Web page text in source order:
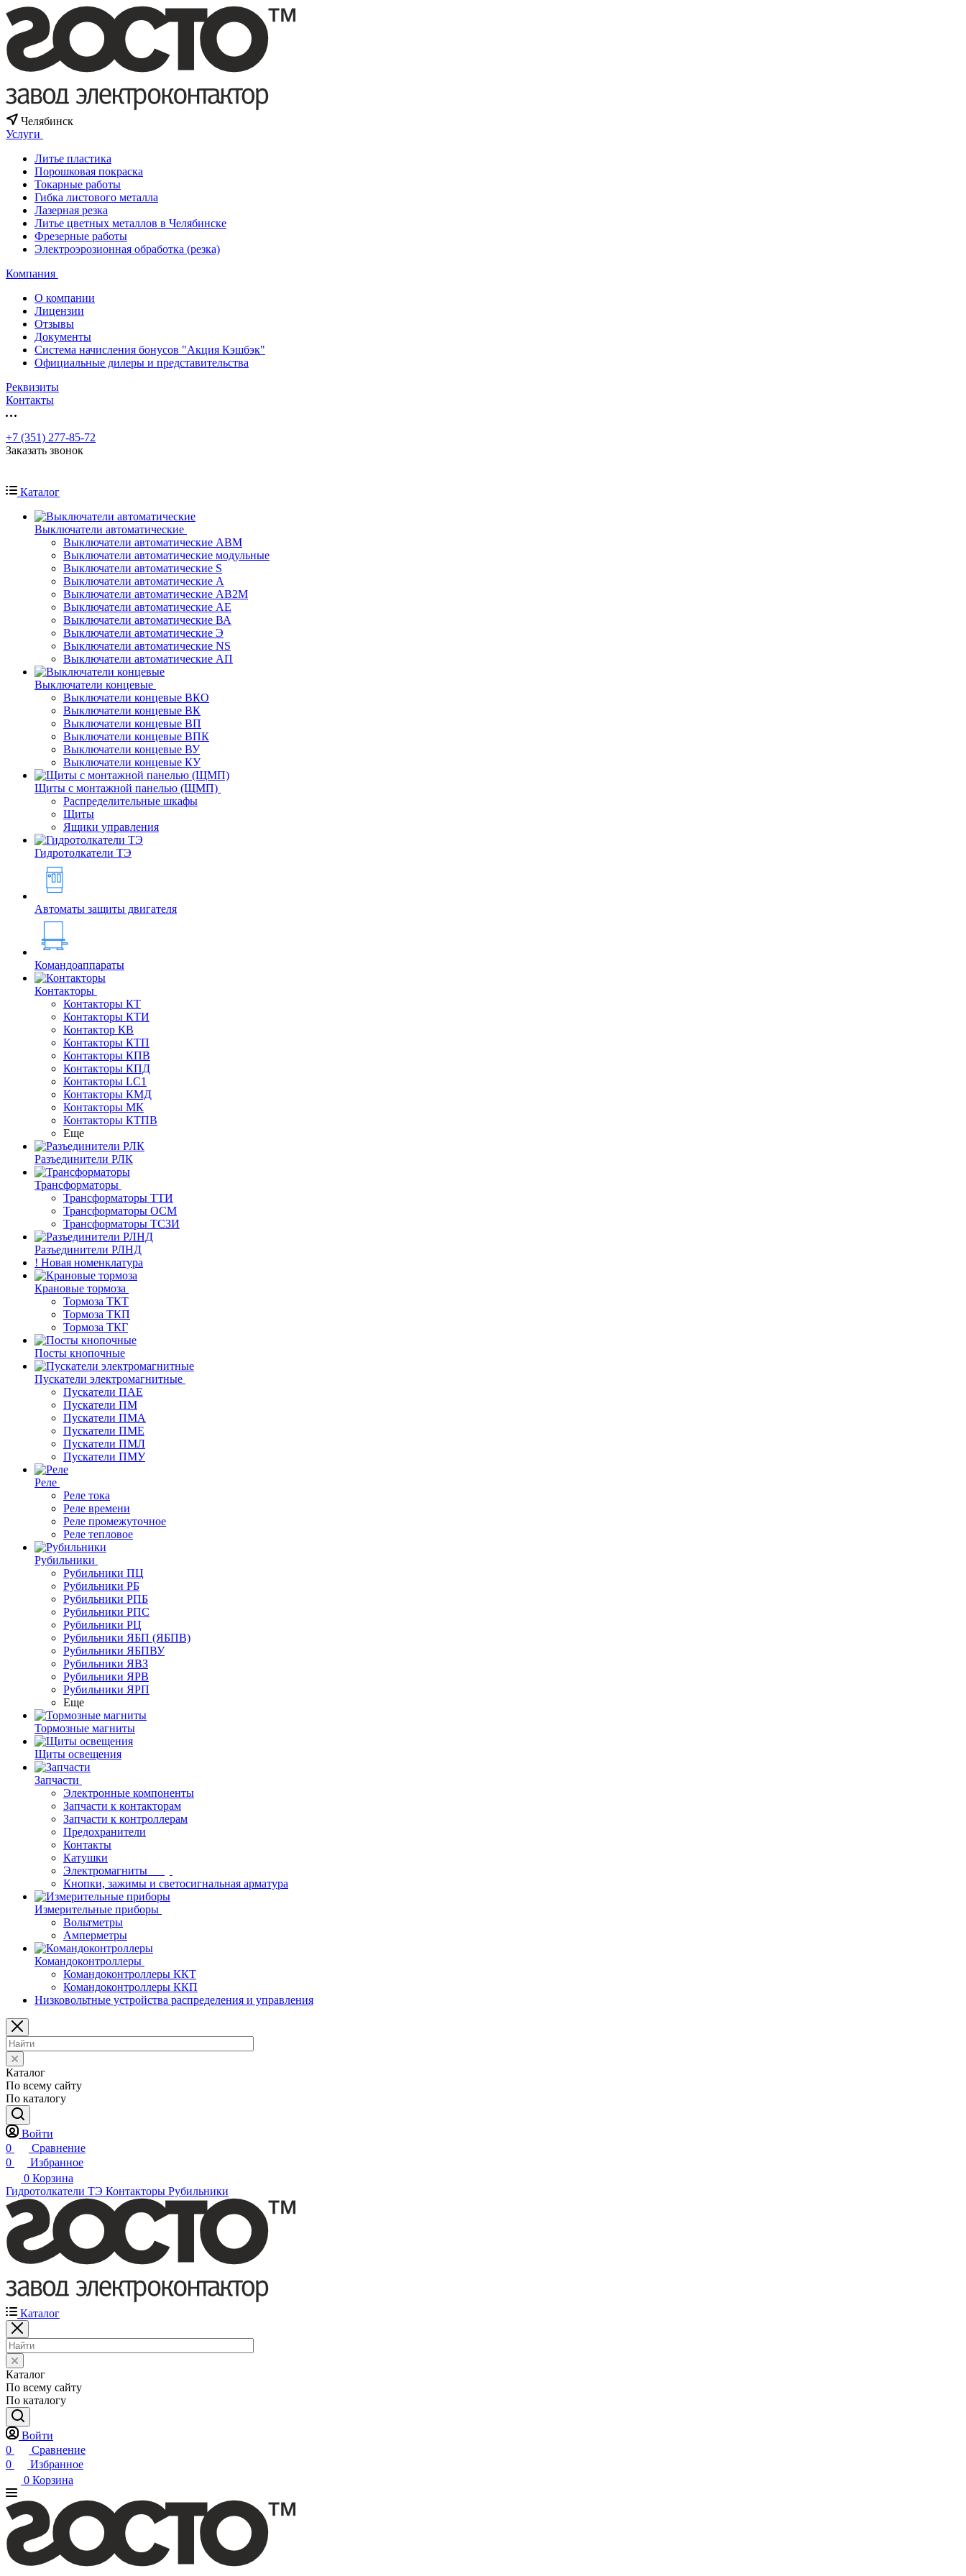
Челябинск
Услуги
Литье пластика
Порошковая покраска
Токарные работы
Гибка листового металла
Лазерная резка
Литье цветных металлов в Челябинске
Фрезерные работы
Электроэрозионная обработка (резка)
Компания
О компании
Лицензии
Отзывы
Документы
Система начисления бонусов "Акция Кэшбэк"
Официальные дилеры и представительства
Реквизиты
Контакты
+7 (351) 277-85-72
Заказать звонок
Каталог
Выключатели автоматические
Выключатели автоматические АВМ
Выключатели автоматические модульные
Выключатели автоматические S
Выключатели автоматические А
Выключатели автоматические АВ2М
Выключатели автоматические АЕ
Выключатели автоматические ВА
Выключатели автоматические Э
Выключатели автоматические NS
Выключатели автоматические АП
Выключатели концевые
Выключатели концевые ВКО
Выключатели концевые ВК
Выключатели концевые ВП
Выключатели концевые ВПК
Выключатели концевые ВУ
Выключатели концевые КУ
Щиты с монтажной панелью (ЩМП)
Распределительные шкафы
Щиты
Ящики управления
Гидротолкатели ТЭ
Автоматы защиты двигателя
Командоаппараты
Контакторы
Контакторы КТ
Контакторы КТИ
Контактор КВ
Контакторы КТП
Контакторы КПВ
Контакторы КПД
Контакторы LC1
Контакторы КМД
Контакторы МК
Контакторы КТПВ
Еще
Разъединители РЛК
Трансформаторы
Трансформаторы ТТИ
Трансформаторы ОСМ
Трансформаторы ТСЗИ
Разъединители РЛНД
! Новая номенклатура
Крановые тормоза
Тормоза ТКТ
Тормоза ТКП
Тормоза ТКГ
Посты кнопочные
Пускатели электромагнитные
Пускатели ПАЕ
Пускатели ПМ
Пускатели ПМА
Пускатели ПМЕ
Пускатели ПМЛ
Пускатели ПМУ
Реле
Реле тока
Реле времени
Реле промежуточное
Реле тепловое
Рубильники
Рубильники ПЦ
Рубильники РБ
Рубильники РПБ
Рубильники РПС
Рубильники РЦ
Рубильники ЯБП (ЯБПВ)
Рубильники ЯБПВУ
Рубильники ЯВЗ
Рубильники ЯРВ
Рубильники ЯРП
Еще
Тормозные магниты
Щиты освещения
Запчасти
Электронные компоненты
Запчасти к контакторам
Запчасти к контроллерам
Предохранители
Контакты
Катушки
Электромагниты
Кнопки, зажимы и светосигнальная арматура
Измерительные приборы
Вольтметры
Амперметры
Командоконтроллеры
Командоконтроллеры ККТ
Командоконтроллеры ККП
Низковольтные устройства распределения и управления
Каталог
По всему сайту
По каталогу
Войти
0
Сравнение
0
Избранное
0 Корзина
Гидротолкатели ТЭ Контакторы Рубильники
Каталог
Каталог
По всему сайту
По каталогу
Войти
0
Сравнение
0
Избранное
0 Корзина